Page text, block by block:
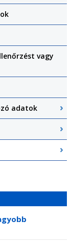
vagy
adatok